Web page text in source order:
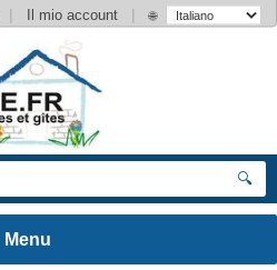
| Il mio account | 🌐
🔍